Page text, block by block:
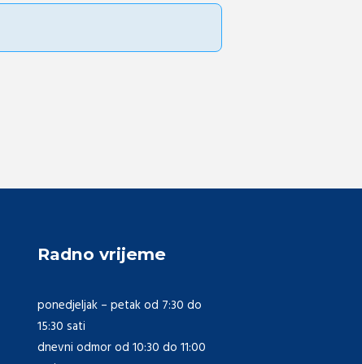
Radno vrijeme
ponedjeljak – petak od 7:30 do
15:30 sati
dnevni odmor od 10:30 do 11:00